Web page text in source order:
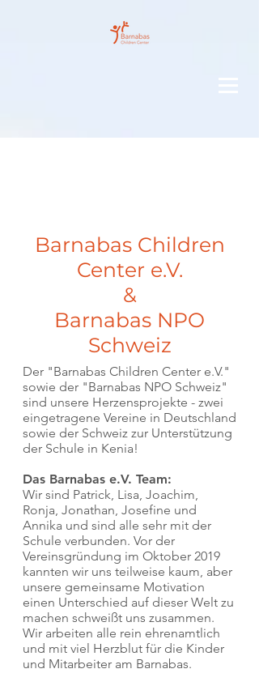
Barnabas Children
Center e.V.
&
Barnabas NPO
Schweiz
Der "Barnabas Children Center e.V."
sowie der "Barnabas NPO Schweiz"
sind unsere Herzensprojekte - zwei
eingetragene Vereine in Deutschland
sowie der Schweiz zur Unterstützung
der Schule in Kenia!
Das Barnabas e.V. Team:
Wir sind Patrick, Lisa, Joachim,
Ronja, Jonathan, Josefine und
Annika und sind alle sehr mit der
Schule verbunden. Vor der
Vereinsgründung im Oktober 2019
kannten wir uns teilweise kaum, aber
unsere gemeinsame Motivation
einen Unterschied auf dieser Welt zu
machen schweißt uns zusammen.
Wir arbeiten alle rein ehrenamtlich
und mit viel Herzblut für die Kinder
und Mitarbeiter am Barnabas.